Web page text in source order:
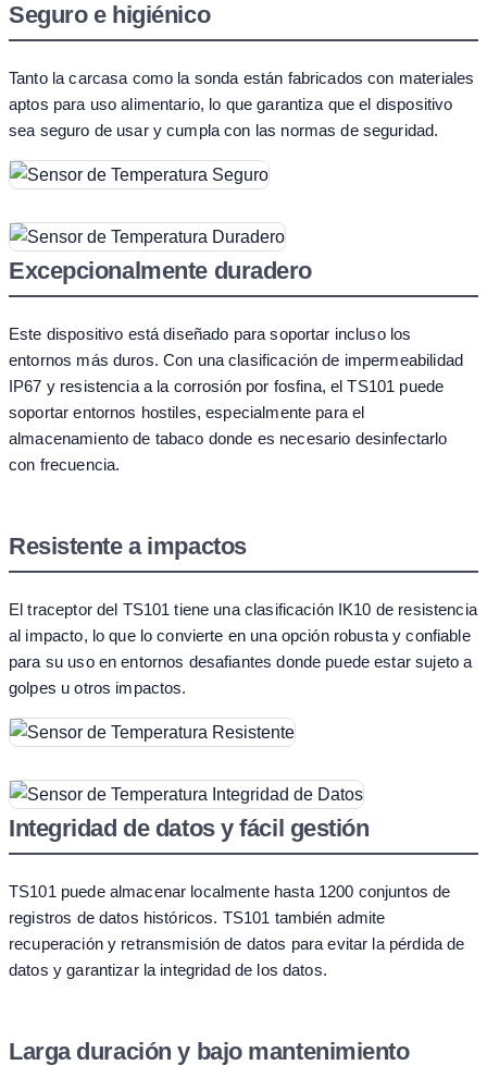
Seguro e higiénico
Tanto la carcasa como la sonda están fabricados con materiales
aptos para uso alimentario, lo que garantiza que el dispositivo
sea seguro de usar y cumpla con las normas de seguridad.
Excepcionalmente duradero
Este dispositivo está diseñado para soportar incluso los
entornos más duros. Con una clasificación de impermeabilidad
IP67 y resistencia a la corrosión por fosfina, el TS101 puede
soportar entornos hostiles, especialmente para el
almacenamiento de tabaco donde es necesario desinfectarlo
con frecuencia.
Resistente a impactos
El traceptor del TS101 tiene una clasificación IK10 de resistencia
al impacto, lo que lo convierte en una opción robusta y confiable
para su uso en entornos desafiantes donde puede estar sujeto a
golpes u otros impactos.
Integridad de datos y fácil gestión
TS101 puede almacenar localmente hasta 1200 conjuntos de
registros de datos históricos. TS101 también admite
recuperación y retransmisión de datos para evitar la pérdida de
datos y garantizar la integridad de los datos.
Larga duración y bajo mantenimiento